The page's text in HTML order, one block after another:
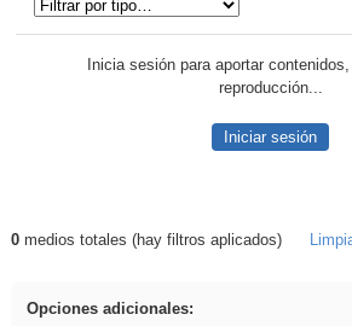
Inicia sesión para aportar
reproducción...
Iniciar sesión
Resultados de: rezo
0medios totales (hay filtros aplicados)
Opciones adicionales: